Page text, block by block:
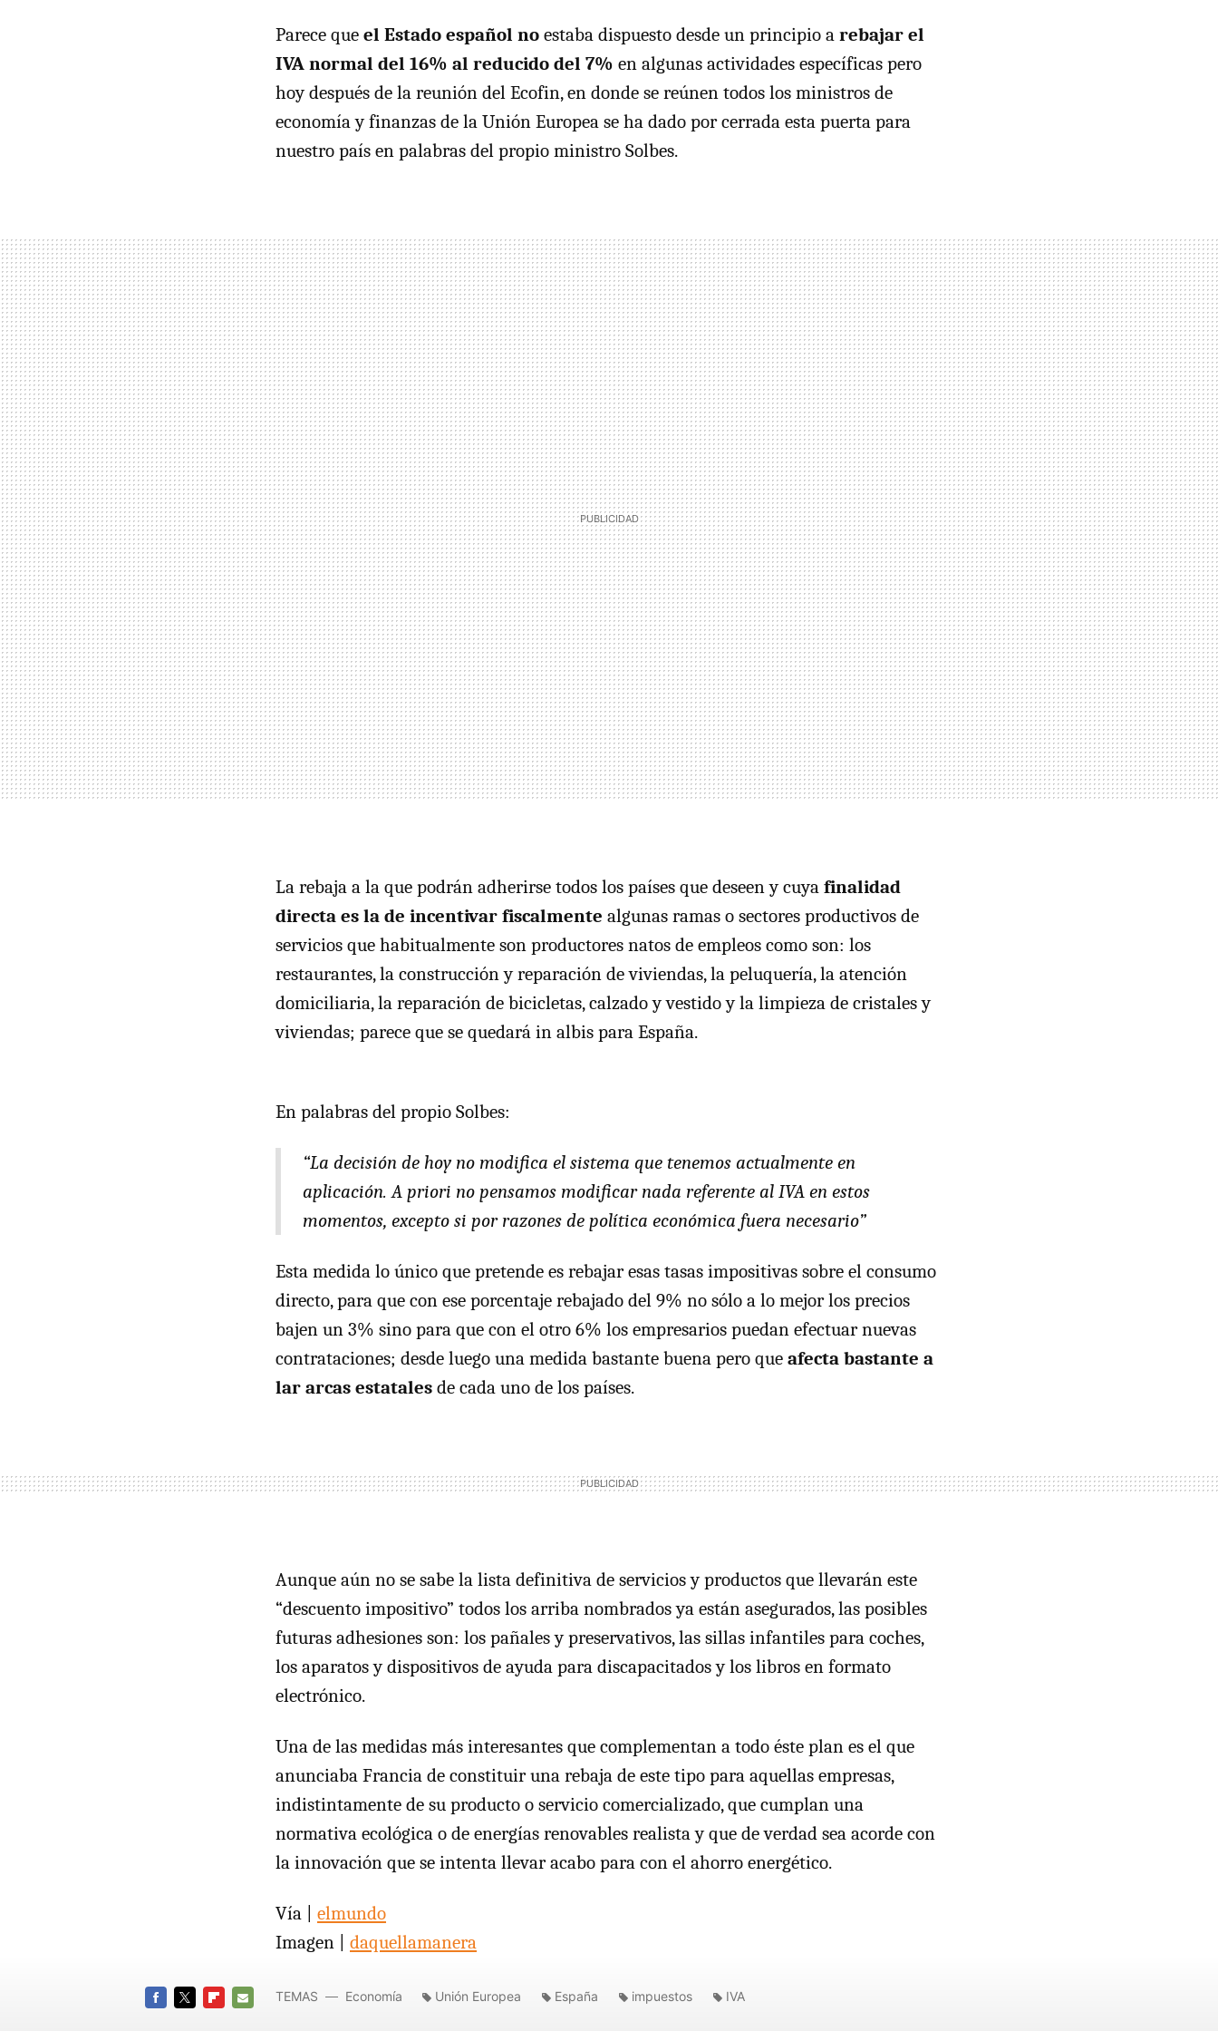
Parece que el Estado español no estaba dispuesto desde un principio a rebajar el
IVA normal del 16% al reducido del 7% en algunas actividades específicas pero
hoy después de la reunión del Ecofin, en donde se reúnen todos los ministros de
economía y finanzas de la Unión Europea se ha dado por cerrada esta puerta para
nuestro país en palabras del propio ministro Solbes.
La rebaja a la que podrán adherirse todos los países que deseen y cuya finalidad
directa es la de incentivar fiscalmente algunas ramas o sectores productivos de
servicios que habitualmente son productores natos de empleos como son: los
restaurantes, la construcción y reparación de viviendas, la peluquería, la atención
domiciliaria, la reparación de bicicletas, calzado y vestido y la limpieza de cristales y
viviendas; parece que se quedará in albis para España.
En palabras del propio Solbes:
“La decisión de hoy no modifica el sistema que tenemos actualmente en
aplicación. A priori no pensamos modificar nada referente al IVA en estos
momentos, excepto si por razones de política económica fuera necesario”
Esta medida lo único que pretende es rebajar esas tasas impositivas sobre el consumo
directo, para que con ese porcentaje rebajado del 9% no sólo a lo mejor los precios
bajen un 3% sino para que con el otro 6% los empresarios puedan efectuar nuevas
contrataciones; desde luego una medida bastante buena pero que afecta bastante a
lar arcas estatales de cada uno de los países.
Aunque aún no se sabe la lista definitiva de servicios y productos que llevarán este
“descuento impositivo” todos los arriba nombrados ya están asegurados, las posibles
futuras adhesiones son: los pañales y preservativos, las sillas infantiles para coches,
los aparatos y dispositivos de ayuda para discapacitados y los libros en formato
electrónico.
Una de las medidas más interesantes que complementan a todo éste plan es el que
anunciaba Francia de constituir una rebaja de este tipo para aquellas empresas,
indistintamente de su producto o servicio comercializado, que cumplan una
normativa ecológica o de energías renovables realista y que de verdad sea acorde con
la innovación que se intenta llevar acabo para con el ahorro energético.
Vía | elmundo
Imagen | daquellamanera
TEMAS Economía Unión Europea España impuestos IVA